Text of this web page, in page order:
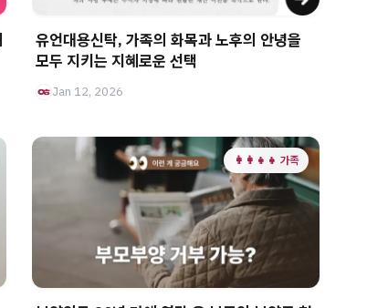
유언대용신탁, 가족의 화목과 노후의 안녕을
모두 지키는 지혜로운 선택
Jan 12, 2026
👩‍👩‍👧‍👧 가족